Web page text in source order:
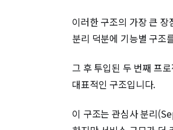
이러한 구조의 가장 큰
분리 덕분에 기능별 구조
그 후 투입된 두 번째 프
대표적인 구조입니다.
이 구조는 관심사 분리